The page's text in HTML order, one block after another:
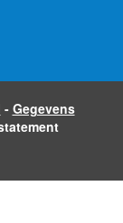
- Gegevens